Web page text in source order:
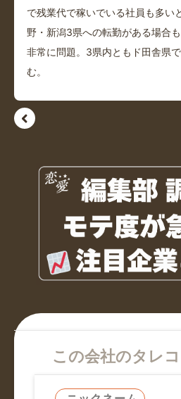
で残業代で稼いでいる社員も多い
野・新潟3県への転勤がある場合
非常に問題。3県内ともド田舎県
む。
この会社のタレ